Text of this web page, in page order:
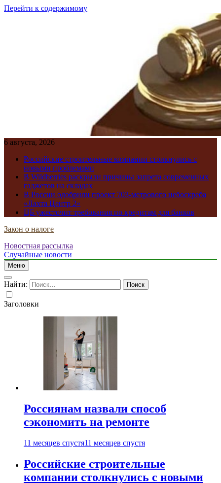
Перейти к содержимому
6 августа, 2026
Российские строительные компании столкнулись с
новыми проблемами
В Wildberries раскрыли причины запрета современных
гаджетов на складах
В России одобрили проект 703-метрового небоскреба
«Лахта Центр 2»
ЦБ ужесточит требования по кредитам для банков
Закон о налоге
Новостная рассылка
Случайные новости
Меню
Найти:
Заголовки
Россиянам назвали способ
сэкономить на ремонте
11 месяцев спустя11 месяцев спустя
Российские строительные
компании столкнулись с новыми